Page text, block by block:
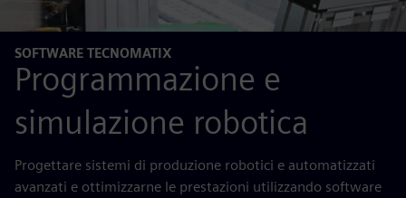
SOFTWARE TECNOMATIX
Programmazione e
simulazione robotica
Progettare sistemi di produzione robotici e automatizzati
avanzati e ottimizzarne le prestazioni utilizzando software